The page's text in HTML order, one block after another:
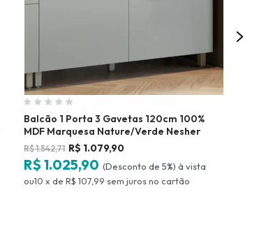
Balcão 1 Porta 3 Gavetas 120cm 100%
MDF Marquesa Nature/Verde Nesher
R$1.542,71 R$ 1.079,90
R$ 1.025,90 (Desconto de 5%)
10 x de R$ 107,99 sem jurosno